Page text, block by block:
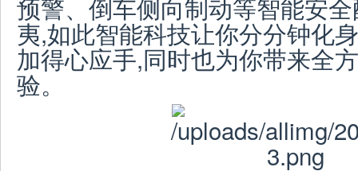
预警、倒车侧向制动等智能安
夷,如此智能科技让你分分钟化
加得心应手,同时也为你带来全
验。